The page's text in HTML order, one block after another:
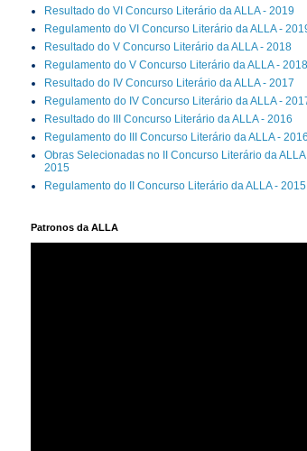
Resultado do VI Concurso Literário da ALLA - 2019
Regulamento do VI Concurso Literário da ALLA -
Resultado do V Concurso Literário da ALLA - 2018
Regulamento do V Concurso Literário da ALLA - 2018
Resultado do IV Concurso Literário da ALLA - 2017
Regulamento do IV Concurso Literário da ALLA -
Resultado do III Concurso Literário da ALLA - 2016
Regulamento do III Concurso Literário da ALLA - 2016
Obras Selecionadas no II Concurso Literário da ALLA
2015
Regulamento do II Concurso Literário da ALLA - 2015
Patronos da ALLA